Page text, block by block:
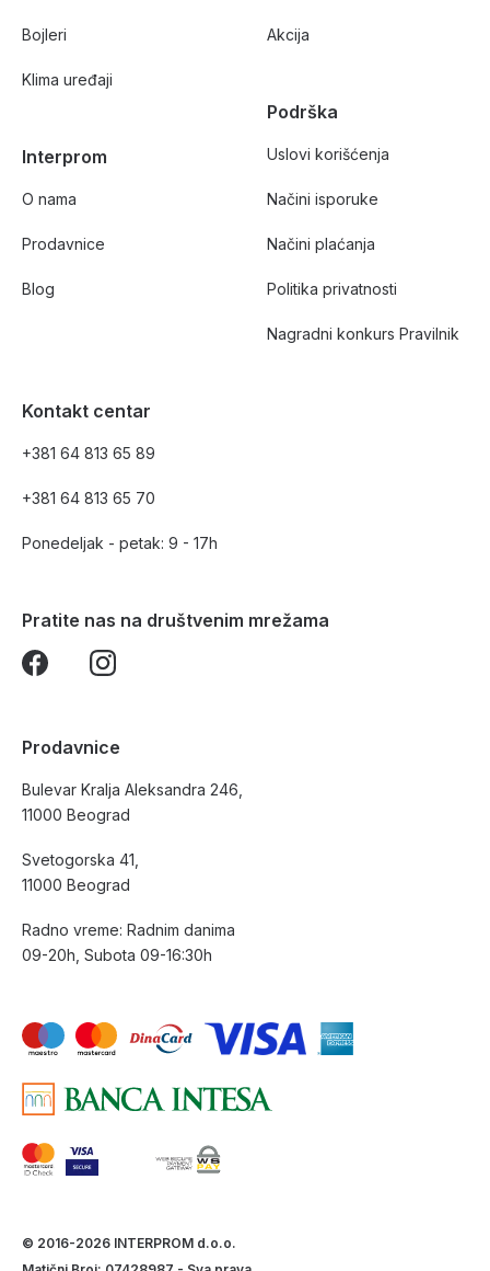
Bojleri
Klima uređaji
Interprom
O nama
Prodavnice
Blog
Akcija
Podrška
Uslovi korišćenja
Načini isporuke
Načini plaćanja
Politika privatnosti
Nagradni konkurs Pravilnik
Kontakt centar
+381 64 813 65 89
+381 64 813 65 70
Ponedeljak - petak: 9 - 17h
Pratite nas na društvenim mrežama
Prodavnice
Bulevar Kralja Aleksandra 246,
11000 Beograd
Svetogorska 41,
11000 Beograd
Radno vreme: Radnim danima
09-20h, Subota 09-16:30h
© 2016-2026 INTERPROM d.o.o.